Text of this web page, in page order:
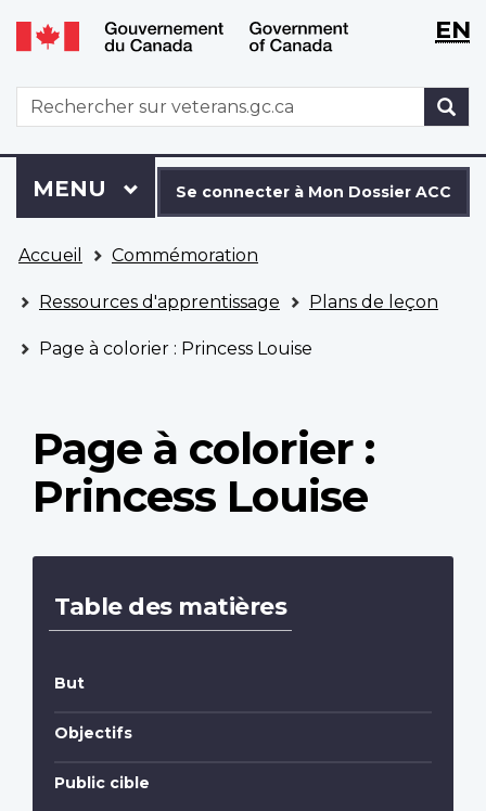
Aller
au
principal
Passer
à
version
HTML
simplifiée
WxT
WxTEN
WxT
Search
form
connecter
à
Dossier
ACC
Se connecter à Mon Dossier ACC
Menu
MENU PRINCIPAL
êtes
ici
Accueil Commémoration
Ressources d'apprentissage Plans de leçon
Page à colorier : Princess Louise
Page à colorier :
Princess Louise
Table des matières
But
Objectifs
Public cible